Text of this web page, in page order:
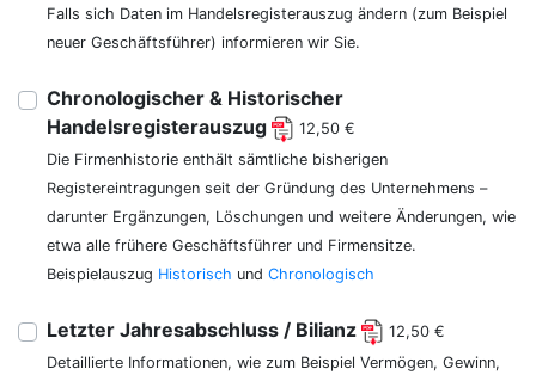
Falls sich Daten im Handelsregisterauszug ändern (zum Beispiel
neuer Geschäftsführer) informieren wir Sie.
Chronologischer & Historischer
Handelsregisterauszug
12,50 €
Die Firmenhistorie enthält sämtliche bisherigen
Registereintragungen seit der Gründung des Unternehmens –
darunter Ergänzungen, Löschungen und weitere Änderungen, wie
etwa alle frühere Geschäftsführer und Firmensitze.
Beispielauszug Historisch und Chronologisch
Letzter Jahresabschluss / Bilianz
12,50 €
Detaillierte Informationen, wie zum Beispiel Vermögen, Gewinn,